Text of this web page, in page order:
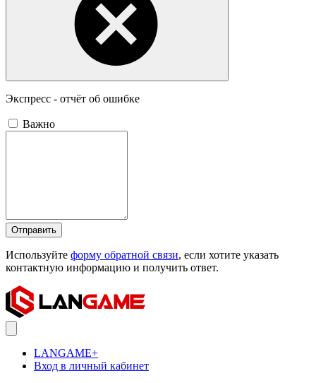
Экспресс - отчёт об ошибке
Важно
Отправить
Используйте форму обратной связи, если хотите указать
контактную информацию и получить ответ.
LANGAME+
Вход в личный кабинет